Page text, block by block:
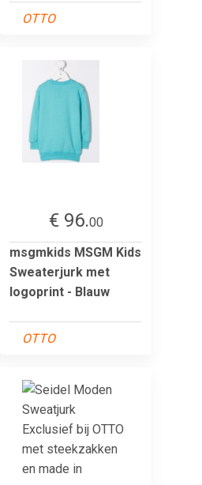
OTTO
€ 96.00
msgmkids MSGM Kids
Sweaterjurk met
logoprint - Blauw
OTTO